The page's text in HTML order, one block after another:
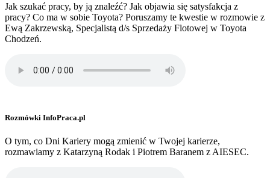
Jak szukać pracy, by ją znaleźć? Jak objawia się satysfakcja z
pracy? Co ma w sobie Toyota? Poruszamy te kwestie w rozmowie z
Ewą Zakrzewską, Specjalistą d/s Sprzedaży Flotowej w Toyota
Chodzeń.
Rozmówki InfoPraca.pl
O tym, co Dni Kariery mogą zmienić w Twojej karierze,
rozmawiamy z Katarzyną Rodak i Piotrem Baranem z AIESEC.